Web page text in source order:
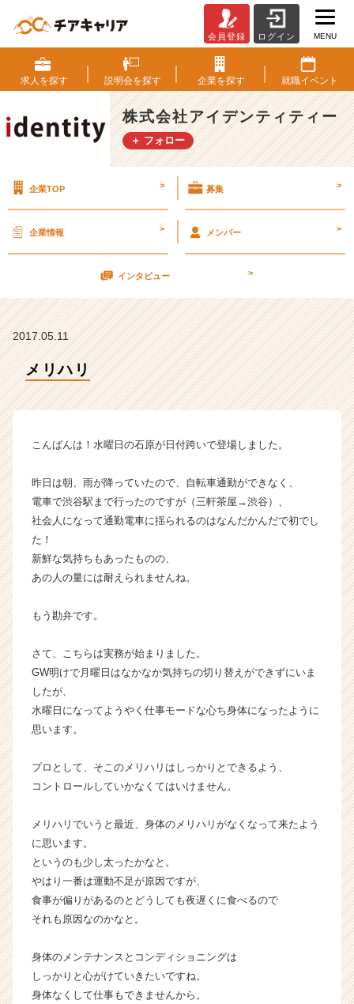
リ
ハ
リ
【株
式
会
デ
ィ
テ
イ
|
チ
ャ
ー・
長
企
カ
ウ
が
活
サ
ト
ア
ャ
リ
ア
h
e
e
会員登録 ログイン MENU
求人を探す 説明会を探す 企業を探す 就職イベント
株式会社アイデンティティー
＋ フォロー
企業TOP > 募集 >
企業情報 > メンバー >
インタビュー >
2017.05.11
メリハリ
こんばんは！水曜日の石原が日付跨いで登場しました。
昨日は朝、雨が降っていたので、自転車通勤ができなく、
電車で渋谷駅まで行ったのですが（三軒茶屋→渋谷）、
社会人になって通勤電車に揺られるのはなんだかんだで初でし
た！
新鮮な気持ちもあったものの、
あの人の量には耐えられませんね。
もう勘弁です。
さて、こちらは実務が始まりました。
GW明けで月曜日はなかなか気持ちの切り替えができずにいま
したが、
水曜日になってようやく仕事モードな心ち身体になったように
思います。
プロとして、そこのメリハリはしっかりとできるよう、
コントロールしていかなくてはいけません。
メリハリでいうと最近、身体のメリハリがなくなって来たよう
に思います。
というのも少し太ったかなと。
やはり一番は運動不足が原因ですが、
食事が偏りがあるのとどうしても夜遅くに食べるので
それも原因なのかなと。
身体のメンテナンスとコンディショニングは
しっかりと心がけていきたいですね。
身体なくして仕事もできませんから。